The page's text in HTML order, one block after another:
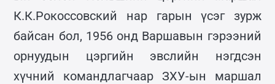
К.К.Рокоссовский нар гарын үсэг зурж
байсан бол, 1956 онд Варшавын гэрээний
орнуудын цэргийн эвслийн нэгдсэн
хүчний командлагчаар ЗХУ-ын маршал